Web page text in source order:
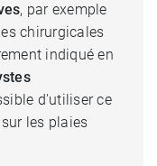
, par exemple
chirurgicales
indiqué en
d'utiliser ce
les plaies